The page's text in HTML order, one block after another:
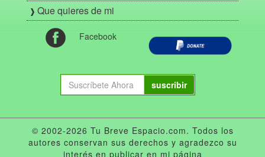
Que quieres de mi
Facebook
suscribir
© 2002-2026 Tu Breve Espacio.com. Todos los
autores conservan sus derechos y agradezco su
interés en publicar en mi página